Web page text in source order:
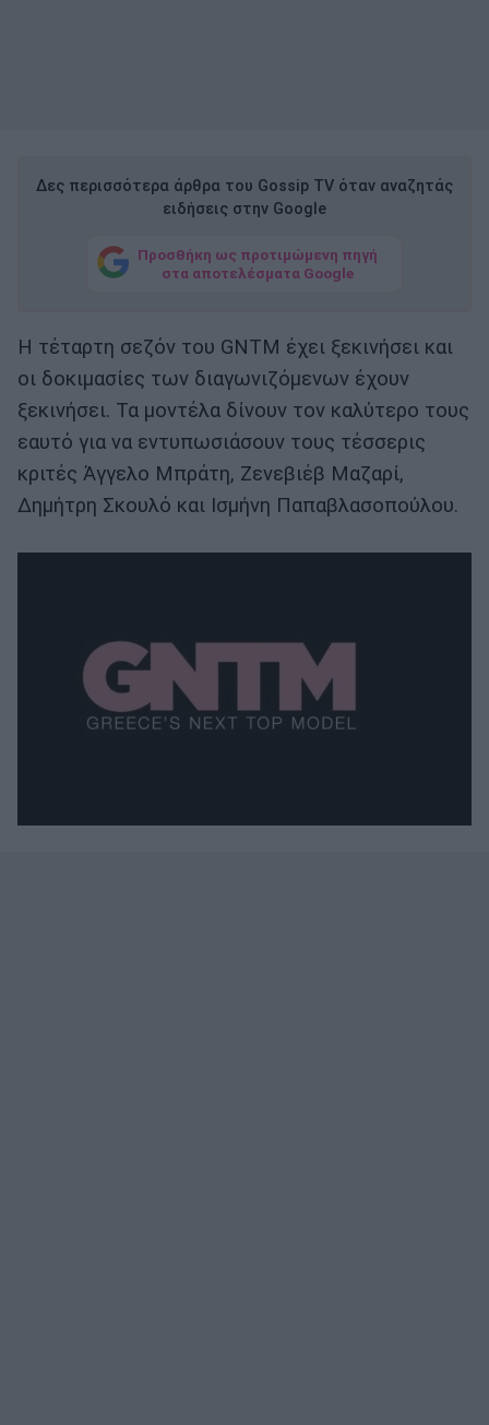
Δες περισσότερα άρθρα του Gossip TV όταν αναζητάς
ειδήσεις στην Google
Προσθήκη ως προτιμώμενη πηγή
στα αποτελέσματα Google
Η τέταρτη σεζόν του GNTM έχει ξεκινήσει και
οι δοκιμασίες των διαγωνιζόμενων έχουν
ξεκινήσει. Τα μοντέλα δίνουν τον καλύτερο τους
εαυτό για να εντυπωσιάσουν τους τέσσερις
κριτές Άγγελο Μπράτη, Ζενεβιέβ Μαζαρί,
Δημήτρη Σκουλό και Ισμήνη Παπαβλασοπούλου.